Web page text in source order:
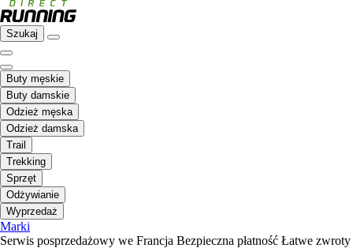
Szukaj
Buty męskie
Buty damskie
Odzież męska
Odzież damska
Trail
Trekking
Sprzęt
Odżywianie
Wyprzedaż
Marki
Serwis posprzedażowy we Francja Bezpieczna płatność Łatwe zwroty